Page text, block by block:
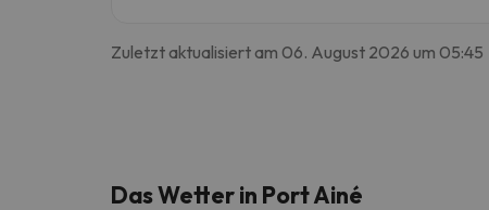
Zuletzt aktualisiert am 06. August 2026 um 05:45
Das Wetter in Port Ainé